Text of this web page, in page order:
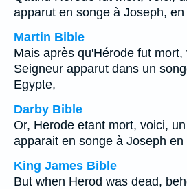
apparut en songe à Joseph, en
Martin Bible
Mais après qu'Hérode fut mort,
Seigneur apparut dans un
Egypte,
Darby Bible
Or, Herode etant mort, voici,
apparait en songe à Joseph en
King James Bible
But when Herod was dead,